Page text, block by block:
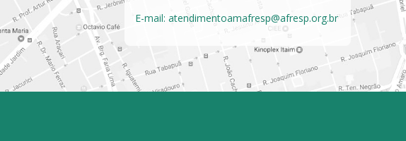
E-mail: atendimentoamafresp@afresp.org.br